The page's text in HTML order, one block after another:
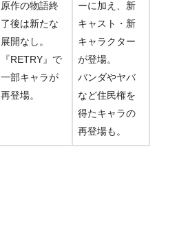
原作の物語終
了後は新たな
展開なし。
『RETRY』で
一部キャラが
再登場。
ーに加え、新
キャスト・新
キャラクター
が登場。
バンダやヤバ
など住民権を
得たキャラの
再登場も 。